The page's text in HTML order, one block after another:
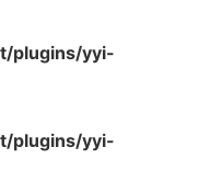
plugins/yyi-
plugins/yyi-